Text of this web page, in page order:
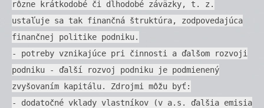
rôzne krátkodobé či dlhodobé záväzky, t. z.
ustaľuje sa tak finančná štruktúra, zodpovedajúca
finančnej politike podniku.
- potreby vznikajúce pri činnosti a ďalšom rozvoji
podniku - ďalší rozvoj podniku je podmienený
zvyšovaním kapitálu. Zdrojmi môžu byť:
- dodatočné vklady vlastníkov (v a.s. ďalšia emisia